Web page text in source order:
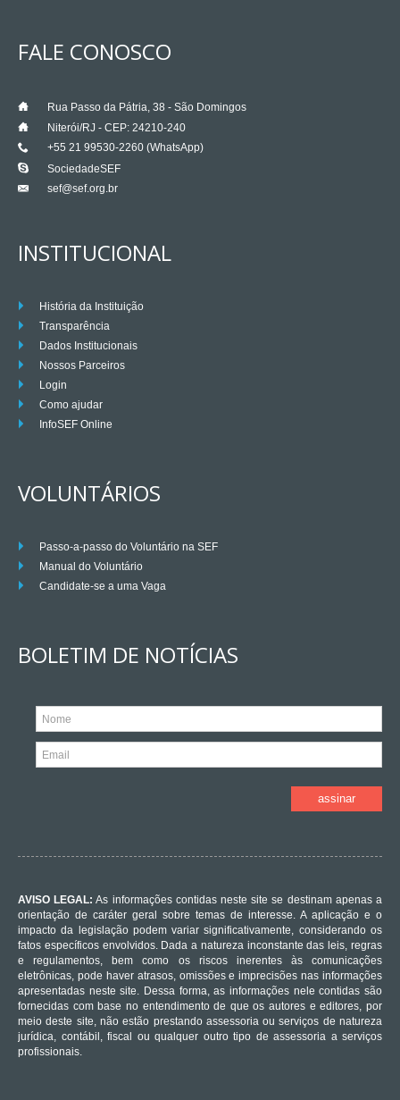
FALE CONOSCO
Rua Passo da Pátria, 38 - São Domingos
Niterói/RJ - CEP: 24210-240
+55 21 99530-2260 (WhatsApp)
SociedadeSEF
sef@sef.org.br
INSTITUCIONAL
História da Instituição
Transparência
Dados Institucionais
Nossos Parceiros
Login
Como ajudar
InfoSEF Online
VOLUNTÁRIOS
Passo-a-passo do Voluntário na SEF
Manual do Voluntário
Candidate-se a uma Vaga
BOLETIM DE NOTÍCIAS
AVISO LEGAL: As informações contidas neste site se destinam apenas a
orientação de caráter geral sobre temas de interesse. A aplicação e o
impacto da legislação podem variar significativamente, considerando os
fatos específicos envolvidos. Dada a natureza inconstante das leis, regras
e regulamentos, bem como os riscos inerentes às comunicações
eletrônicas, pode haver atrasos, omissões e imprecisões nas informações
apresentadas neste site. Dessa forma, as informações nele contidas são
fornecidas com base no entendimento de que os autores e editores, por
meio deste site, não estão prestando assessoria ou serviços de natureza
jurídica, contábil, fiscal ou qualquer outro tipo de assessoria a serviços
profissionais.